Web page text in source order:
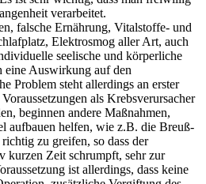
verarbeitet.
falsche Ernährung, Vitalstoffe- und
Elektrosmog aller Art, auch
seelische und körperliche
eine Auswirkung auf den
Problem steht allerdings an erster
als Krebsverursacher
beginnen andere Maßnahmen,
aufbauen helfen, wie z.B. die Breuß-
zu greifen, so dass der
kurzen Zeit schrumpft, sehr zur
ist allerdings, dass keine